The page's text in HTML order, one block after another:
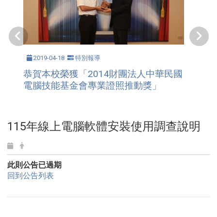
2019-04-18 特別報導
恭賀本校榮獲「2014財團法人中華民國
電腦技能基金會專業證照推動獎」
115年線上電腦軟體安裝使用調查說明
此則公告已過期
回到公告列表